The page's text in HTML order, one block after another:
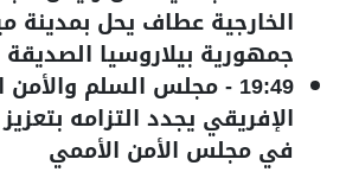
الخارجية عطاف يحل
جمهورية بيلاروسيا
19:49
-مجلس السلم والأمن
الإفريقي يجدد التزامه
في مجلس الأمن الأممي